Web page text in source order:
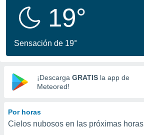
calidad.
a este
las
y
digital
basada
19°
Sensación de 19°
¡Descarga GRATIS la app de
Meteored!
Por horas
Cielos nubosos en las próximas horas